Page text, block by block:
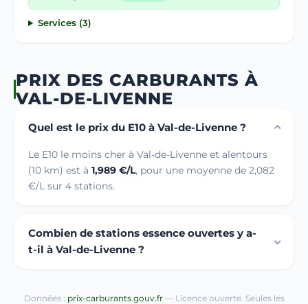
Services (3)
PRIX DES CARBURANTS À
VAL-DE-LIVENNE
Quel est le prix du E10 à Val-de-Livenne ?
Le E10 le moins cher à Val-de-Livenne et alentours
(10 km) est à 1,989 €/L, pour une moyenne de 2,082
€/L sur 4 stations.
Combien de stations essence ouvertes y a-
t-il à Val-de-Livenne ?
Données : prix-carburants.gouv.fr— Licence ouverte. Seules les